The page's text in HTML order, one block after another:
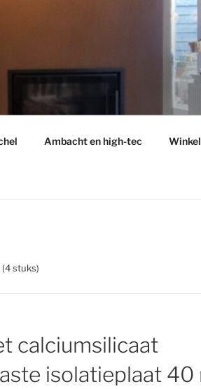
Ambacht en high-tec Winkel
stuks)
calciumsilicaat
isolatieplaat 40